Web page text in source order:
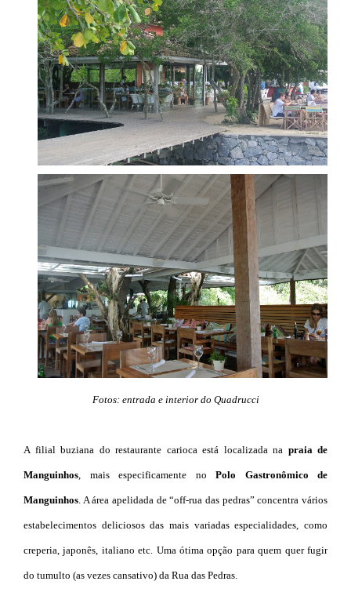
Fotos: entrada e interior do Quadrucci
A filial buziana do restaurante carioca está localizada na praia de
Manguinhos , mais especificamente no Polo Gastronômico de
Manguinhos . A área apelidada de “off-rua das pedras” concentra vários
estabelecimentos deliciosos das mais variadas especialidades, como
creperia, japonês, italiano etc. Uma ótima opção para quem quer fugir
do tumulto (as vezes cansativo) da Rua das Pedras.